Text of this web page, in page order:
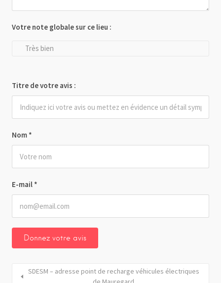
Nom *
E-mail *
Votre note globale sur ce lieu :
Très bien
Titre de votre avis :
SDESM – adresse point de recharge véhicules électriques